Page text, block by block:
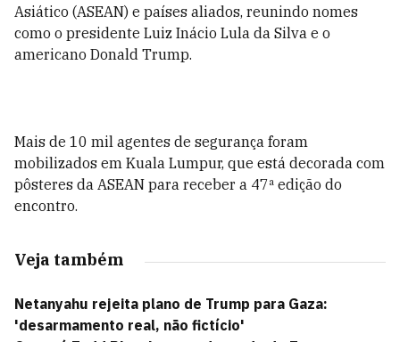
Asiático (ASEAN) e países aliados, reunindo nomes
como o presidente Luiz Inácio Lula da Silva e o
americano Donald Trump.
Mais de 10 mil agentes de segurança foram
mobilizados em Kuala Lumpur, que está decorada com
pôsteres da ASEAN para receber a 47ª edição do
encontro.
Veja também
Netanyahu rejeita plano de Trump para Gaza:
'desarmamento real, não fictício'